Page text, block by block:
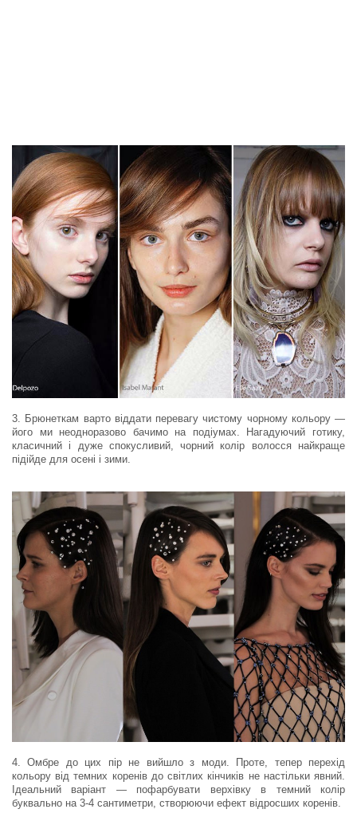
3. Брюнеткам варто віддати перевагу чистому чорному кольору —
його ми неодноразово бачимо на подіумах. Нагадуючий готику,
класичний і дуже спокусливий, чорний колір волосся найкраще
підійде для осені і зими.
4. Омбре до цих пір не вийшло з моди. Проте, тепер перехід
кольору від темних коренів до світлих кінчиків не настільки явний.
Ідеальний варіант — пофарбувати верхівку в темний колір
буквально на 3-4 сантиметри, створюючи ефект відросших коренів.